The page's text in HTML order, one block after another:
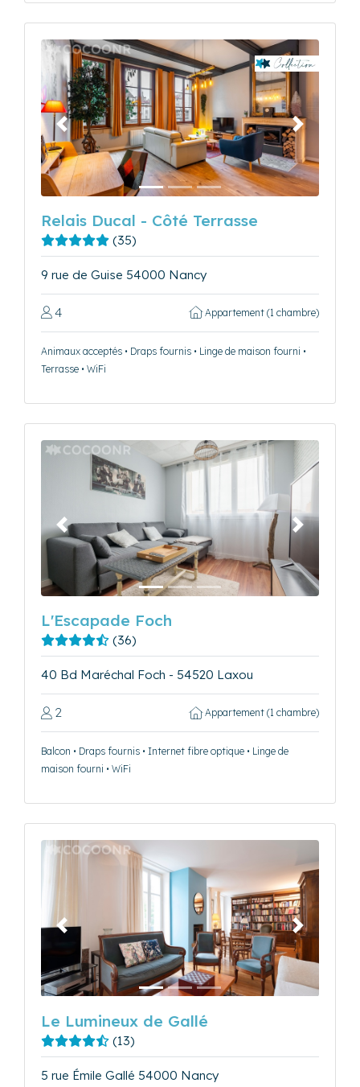
Précédent Suivant
Relais Ducal - Côté Terrasse
(35)
9 rue de Guise 54000 Nancy
4 Appartement (1 chambre)
Animaux acceptés • Draps fournis • Linge de maison fourni •
Terrasse • WiFi
Précédent Suivant
L'Escapade Foch
(36)
40 Bd Maréchal Foch - 54520 Laxou
2 Appartement (1 chambre)
Balcon • Draps fournis • Internet fibre optique • Linge de
maison fourni • WiFi
Précédent Suivant
Le Lumineux de Gallé
(13)
5 rue Émile Gallé 54000 Nancy